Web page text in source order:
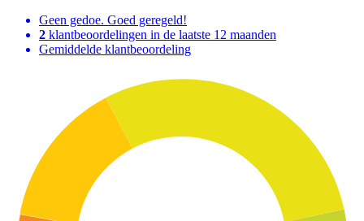
Geen gedoe. Goed geregeld!
2 klantbeoordelingen in de laatste 12 maanden
Gemiddelde klantbeoordeling